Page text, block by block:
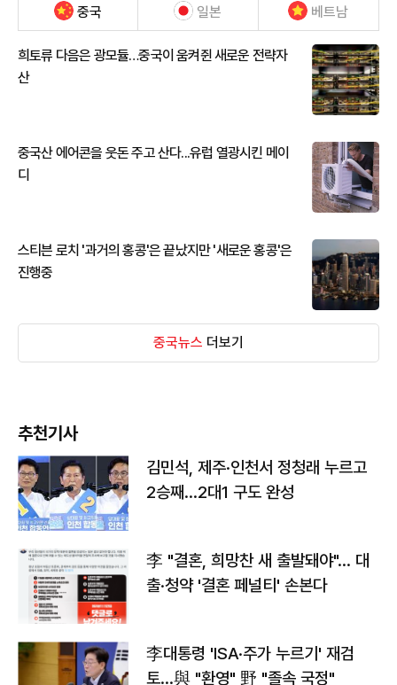
중국 일본 베트남
희토류 다음은 광모듈…중국이 움켜쥔 새로운 전략자
산
중국산 에어콘을 웃돈 주고 산다...유럽 열광시킨 메이
디
스티븐 로치 '과거의 홍콩'은 끝났지만 '새로운 홍콩'은
진행중
중국뉴스 더보기
추천기사
김민석, 제주·인천서 정청래 누르고
2승째…2대1 구도 완성
李 "결혼, 희망찬 새 출발돼야"… 대
출·청약 '결혼 페널티' 손본다
李대통령 'ISA·주가 누르기' 재검
토…與 "환영" 野 "졸속 국정"